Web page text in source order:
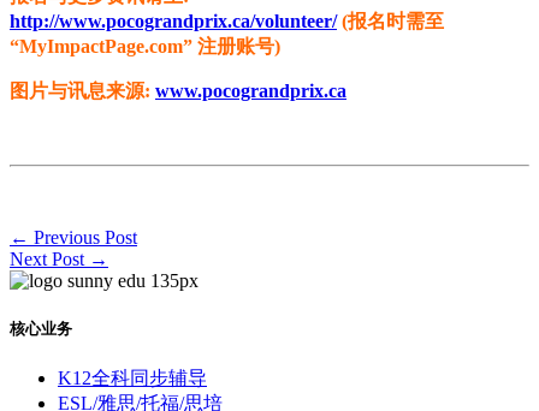
http://www.pocograndprix.ca/volunteer/ (报名时需至
“MyImpactPage.com” 注册账号)
图片与讯息来源: www.pocograndprix.ca
← Previous Post
Next Post →
核心业务
K12全科同步辅导
ESL/雅思/托福/思培